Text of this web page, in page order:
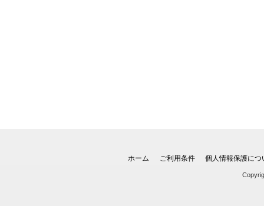
ホーム ご利用条件 個人情報保護につ